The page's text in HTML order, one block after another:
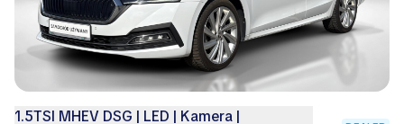
1.5TSI MHEV DSG | LED | Kamera |